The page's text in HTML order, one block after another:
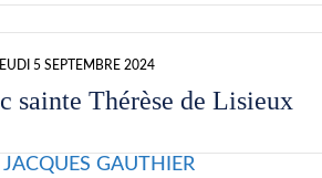
5 SEPTEMBRE 2024
sainte Thérèse de Lisieux
JACQUES GAUTHIER